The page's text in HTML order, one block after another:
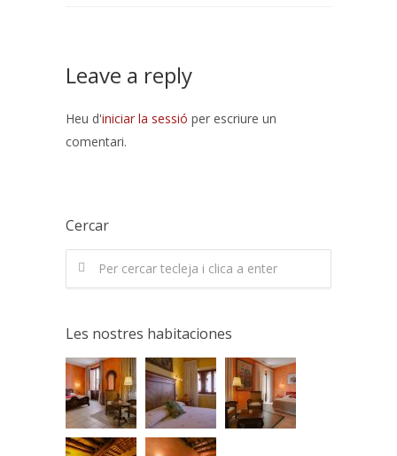
Leave a reply
Heu d'iniciar la sessió per escriure un
comentari.
Cercar
Les nostres habitaciones